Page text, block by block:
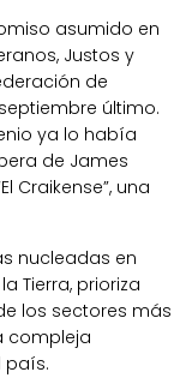
asumido en
Justos y
de
último.
ya lo había
de James
Craikense”, una
nucleadas en
Tierra, prioriza
los sectores más
compleja
país.